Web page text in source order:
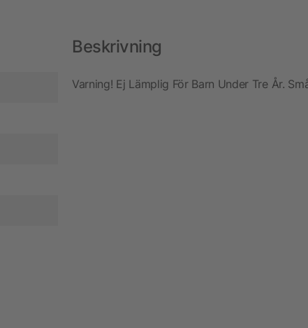
Beskrivning
Varning! Ej Lämplig För Barn Under Tre År.